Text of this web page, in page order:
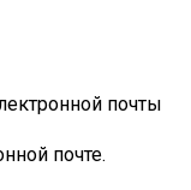
почты
почте.